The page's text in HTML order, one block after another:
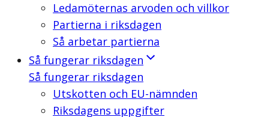
Ledamöternas arvoden och villkor
Partierna i riksdagen
Så arbetar partierna
Så fungerar riksdagen
Så fungerar riksdagen
Utskotten och EU-nämnden
Riksdagens uppgifter